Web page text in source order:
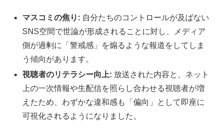
マスコミの焦り: 自分たちのコントロールが及ばない
SNS空間で世論が形成されることに対し、メディア
側が過剰に「警戒感」を煽るような報道をしてしま
う傾向があります。
視聴者のリテラシー向上: 放送された内容と、ネット
上の一次情報や生配信を照らし合わせる視聴者が増
えたため、わずかな違和感も「偏向」として即座に
可視化されるようになりました。